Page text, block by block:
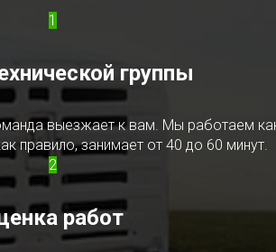
1
группы
выезжает к вам. Мы работаем
правило, занимает от 40 до 60 минут.
2
работ